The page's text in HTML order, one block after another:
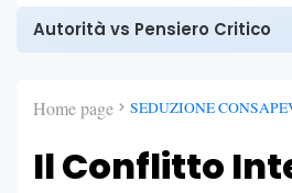
Autorità vs Pensiero Critico
Home page SEDUZIONE
Il Conflitto